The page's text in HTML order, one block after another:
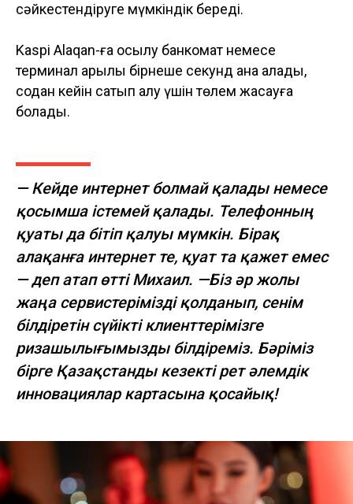
сәйкестендіруге мүмкіндік береді.
Kaspi Alaqan-ға қосылу банкомат немесе
терминал арқылы бірнеше секунд қана алады,
содан кейін сатып алу үшін төлем жасауға
болады.
— Кейде интернет болмай қалады немесе
қосымша істемей қалады. Телефонның
қуаты да бітіп қалуы мүмкін. Бірақ
алақанға интернет те, қуат та қажет емес
— деп атап өтті Михаил. —Біз әр жолы
жаңа сервистерімізді қолданып, сенім
білдіретін сүйікті клиенттерімізге
ризашылығымызды білдіреміз. Бәріміз
бірге Қазақстанды кезекті рет әлемдік
инновациялар картасына қосайық!